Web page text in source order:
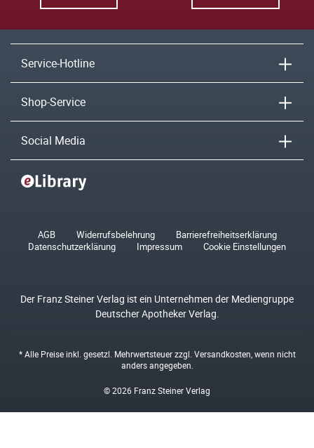
Service-Hotline
Shop-Service
Social Media
AGB Widerrufsbelehrung
Barrierefreiheitserklärung
Datenschutzerklärung
Impressum Cookie Einstellungen
Der Franz Steiner Verlag ist ein Unternehmen der Mediengruppe
Deutscher Apotheker Verlag.
* Alle Preise inkl. gesetzl. Mehrwertsteuer zzgl. Versandkosten , wenn nicht
anders angegeben.
© 2026 Franz Steiner Verlag